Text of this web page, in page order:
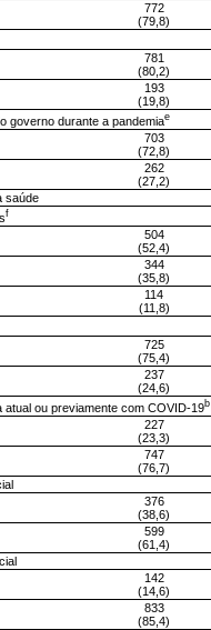
772
(79,8)
781
(80,2)
193
(19,8)
governo durante a pandemiae
703
(72,8)
262
(27,2)
saúde
f
504
(52,4)
344
(35,8)
114
(11,8)
725
(75,4)
237
(24,6)
ou previamente com COVID-19b
227
(23,3)
747
(76,7)
376
(38,6)
599
(61,4)
142
(14,6)
833
(85,4)